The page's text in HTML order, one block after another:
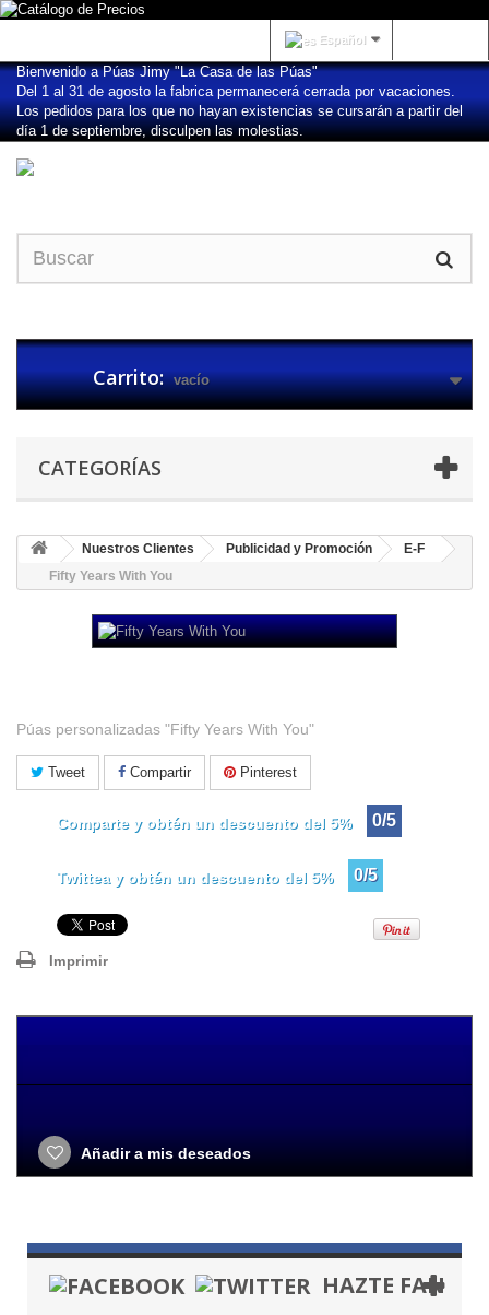
Español
Bienvenido a Púas Jimy "La Casa de las Púas"
Del 1 al 31 de agosto la fabrica permanecerá cerrada por vacaciones.
Los pedidos para los que no hayan existencias se cursarán a partir del
día 1 de septiembre, disculpen las molestias.
Carrito: vacío
CATEGORÍAS
Nuestros Clientes Publicidad y Promoción
E-F
Fifty Years With You
Púas personalizadas "Fifty Years With You"
Tweet Compartir Pinterest
Comparte y obtén un descuento del 5% 0/5
Twittea y obtén un descuento del 5% 0/5
Imprimir
Añadir a mis deseados
HAZTE FAN